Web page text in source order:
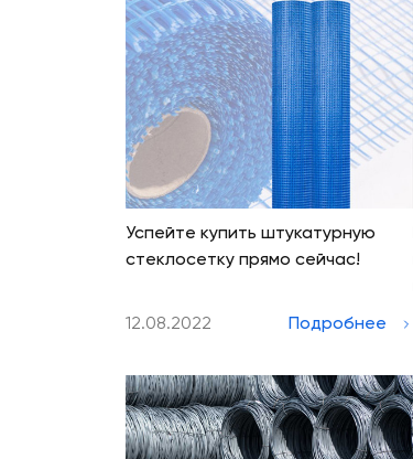
Успейте купить штукатурную
стеклосетку прямо сейчас!
12.08.2022 Подробнее